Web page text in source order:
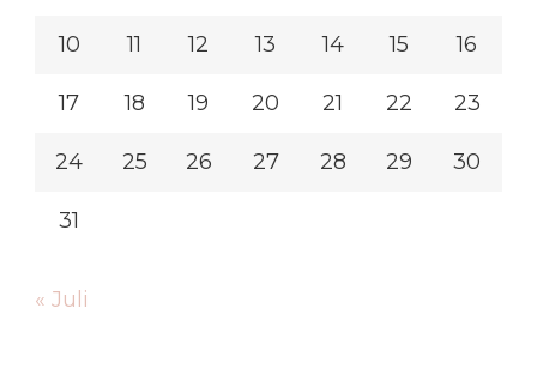
10 11 12 13 14 15 16
17 18 19 20 21 22 23
24 25 26 27 28 29 30
31
« Juli